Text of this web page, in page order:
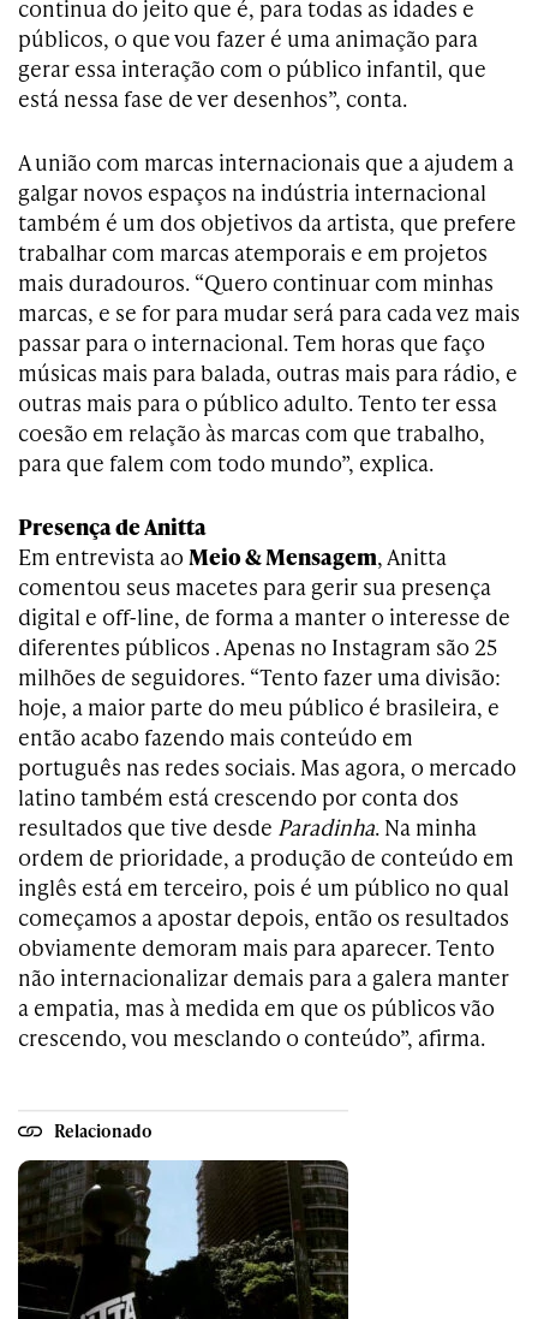
continua do jeito que é, para todas as idades e
públicos, o que vou fazer é uma animação para
gerar essa interação com o público infantil, que
está nessa fase de ver desenhos”, conta.
A união com marcas internacionais que a ajudem a
galgar novos espaços na indústria internacional
também é um dos objetivos da artista, que prefere
trabalhar com marcas atemporais e em projetos
mais duradouros. “Quero continuar com minhas
marcas, e se for para mudar será para cada vez mais
passar para o internacional. Tem horas que faço
músicas mais para balada, outras mais para rádio, e
outras mais para o público adulto. Tento ter essa
coesão em relação às marcas com que trabalho,
para que falem com todo mundo”, explica.
Presença de Anitta
Em entrevista ao Meio & Mensagem, Anitta
comentou seus macetes para gerir sua presença
digital e off-line, de forma a manter o interesse de
diferentes públicos . Apenas no Instagram são 25
milhões de seguidores. “Tento fazer uma divisão:
hoje, a maior parte do meu público é brasileira, e
então acabo fazendo mais conteúdo em
português nas redes sociais. Mas agora, o mercado
latino também está crescendo por conta dos
resultados que tive desde Paradinha. Na minha
ordem de prioridade, a produção de conteúdo em
inglês está em terceiro, pois é um público no qual
começamos a apostar depois, então os resultados
obviamente demoram mais para aparecer. Tento
não internacionalizar demais para a galera manter
a empatia, mas à medida em que os públicos vão
crescendo, vou mesclando o conteúdo”, afirma.
Relacionado